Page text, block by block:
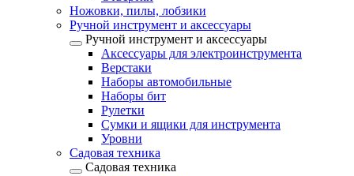
Ножовки, пилы, лобзики
Ручной инструмент и аксессуары
Ручной инструмент и аксессуары
Аксессуары для электроинструмента
Верстаки
Наборы автомобильные
Наборы бит
Рулетки
Сумки и ящики для инструмента
Уровни
Садовая техника
Садовая техника